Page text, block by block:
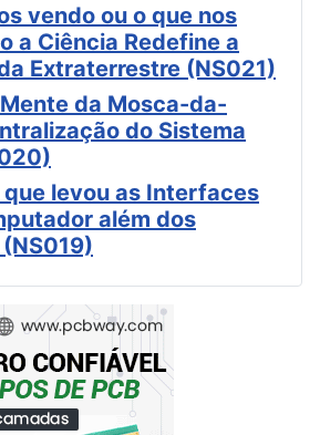
vendo ou o que nos
a Ciência Redefine a
Extraterrestre (NS021)
da Mosca-da-
do Sistema
que levou as Interfaces
além dos